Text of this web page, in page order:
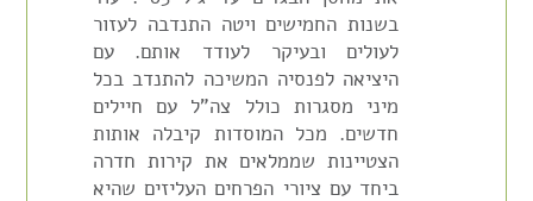
בשנות החמישים ויטה התנדבה לעזור
לעולים ובעיקר לעודד אותם. עם
היציאה לפנסיה המשיכה להתנדב בכל
מיני מסגרות כולל צה"ל עם חיילים
חדשים. מכל המוסדות קיבלה אותות
הצטיינות שממלאים את קירות חדרה
ביחד עם ציורי הפרחים העליזים שהיא